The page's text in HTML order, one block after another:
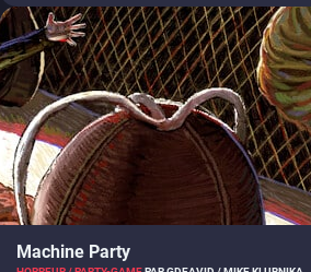
le monde d'Arsiltus. Pour y arriver, nous devons
niveaux semi-ouverts susceptibles d'accueillir des
affronter.
Machine Party